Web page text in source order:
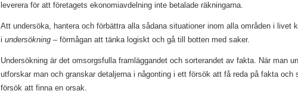
leverera för att företagets ekonomiavdelning inte betalade räkningarna.
Att undersöka, hantera och förbättra alla sådana situationer inom alla områden i livet
i undersökning – förmågan att tänka logiskt och gå till botten med saker.
Undersökning är det omsorgsfulla framläggandet och sorterandet av fakta. När man
utforskar man och granskar detaljerna i någonting i ett försök att få reda på fakta och
försök att finna en orsak.